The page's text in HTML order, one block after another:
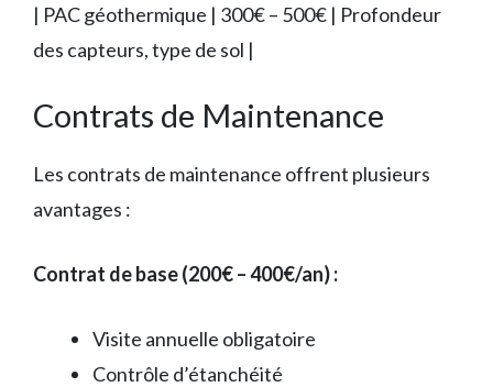
| PAC géothermique | 300€ – 500€ | Profondeur
des capteurs, type de sol |
Contrats de Maintenance
Les contrats de maintenance offrent plusieurs
avantages :
Contrat de base (200€ – 400€/an) :
Visite annuelle obligatoire
Contrôle d’étanchéité